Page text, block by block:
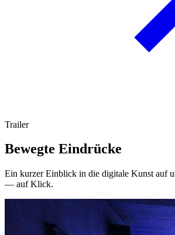
Trailer
Bewegte Eindrücke
Ein kurzer Einblick in die digitale Kunst auf
— auf Klick.